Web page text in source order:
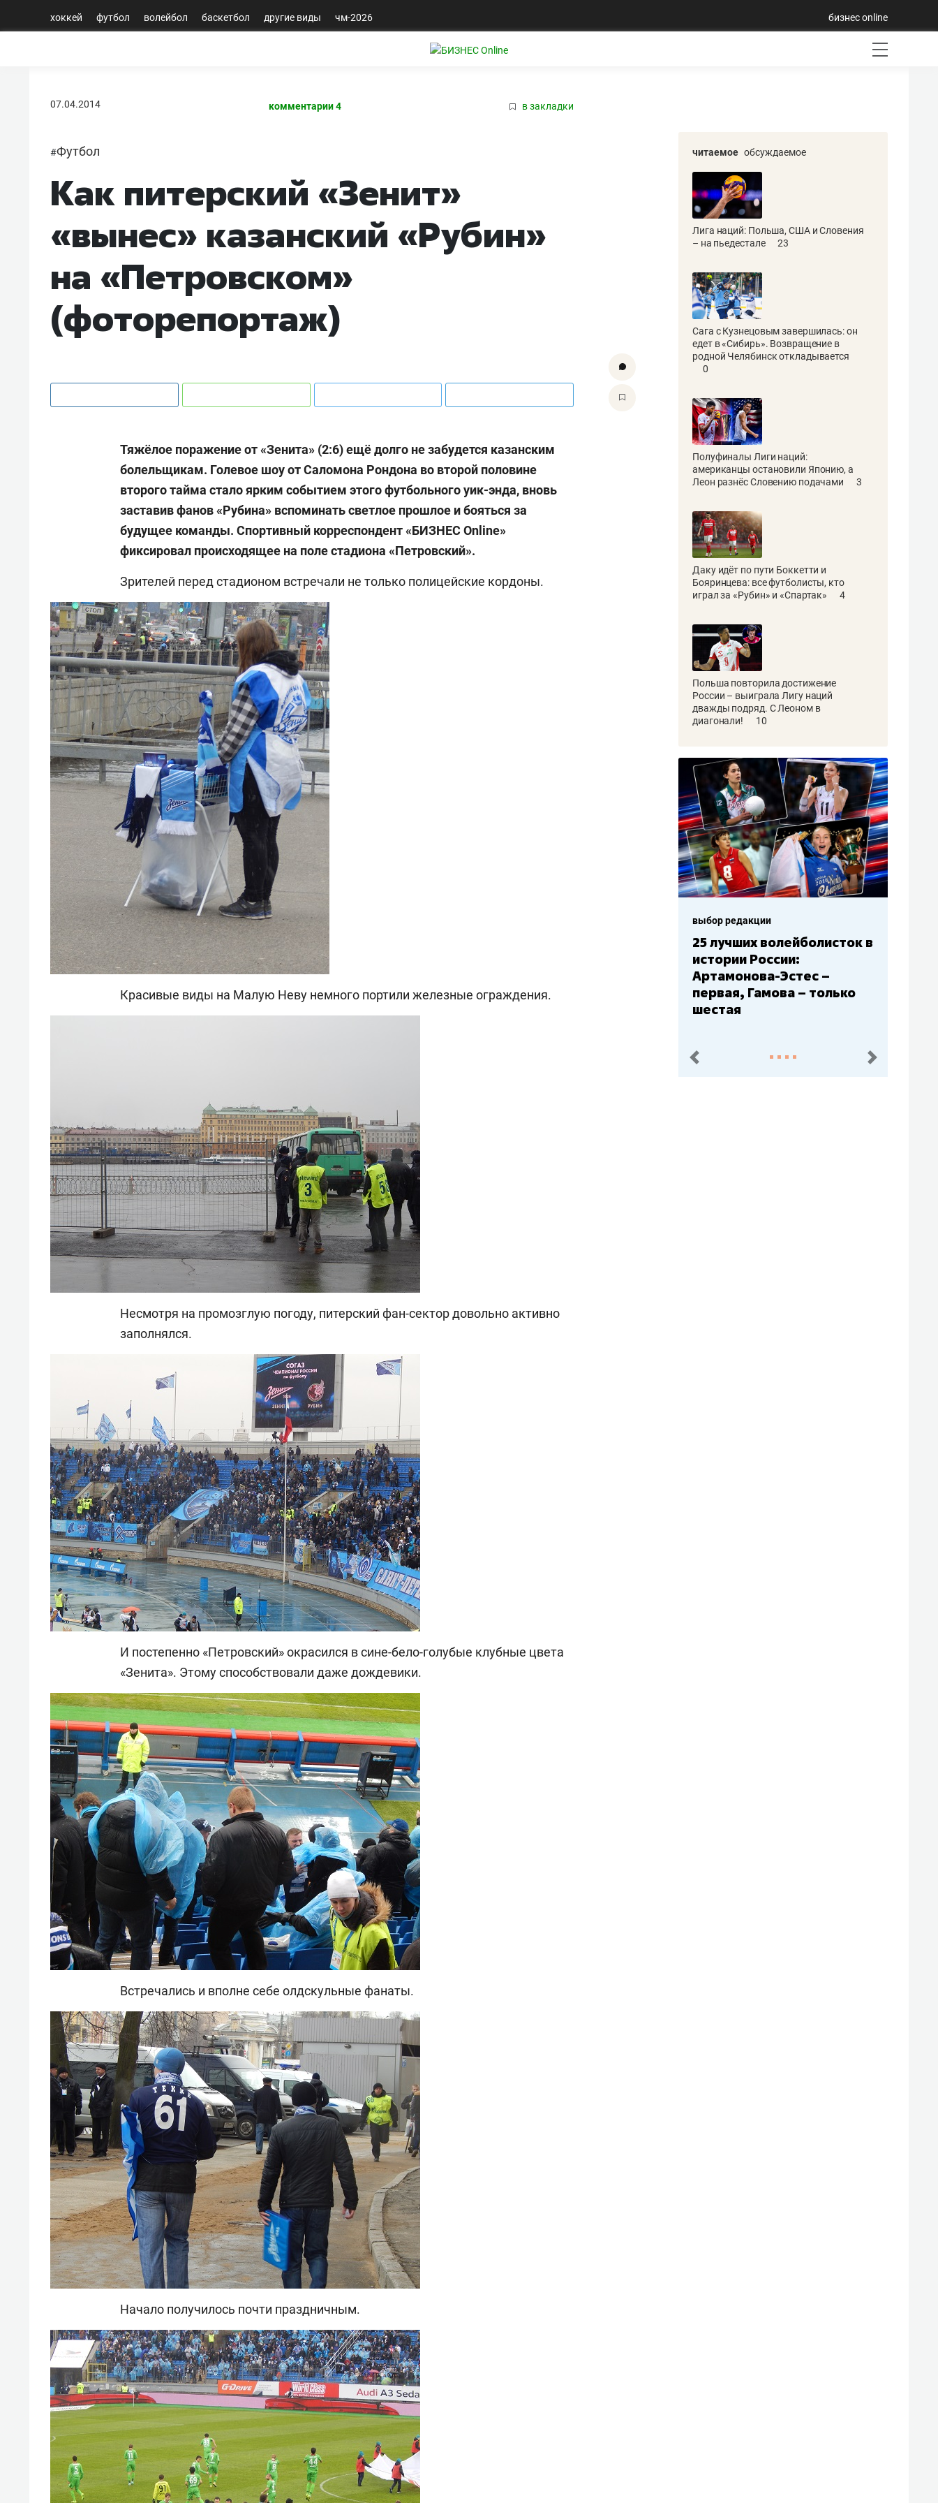
хоккей футбол волейбол баскетбол другие виды чм-2026 бизнес online
07.04.2014 комментарии 4 в закладки
#Футбол
Как питерский «Зенит»
«вынес» казанский «Рубин»
на «Петровском»
(фоторепортаж)
Тяжёлое поражение от «Зенита» (2:6) ещё долго не забудется казанским
болельщикам. Голевое шоу от Саломона Рондона во второй половине
второго тайма стало ярким событием этого футбольного уик-энда, вновь
заставив фанов «Рубина» вспоминать светлое прошлое и бояться за
будущее команды. Спортивный корреспондент «БИЗНЕС Online»
фиксировал происходящее на поле стадиона «Петровский».
Зрителей перед стадионом встречали не только полицейские кордоны.
Красивые виды на Малую Неву немного портили железные ограждения.
Несмотря на промозглую погоду, питерский фан-сектор довольно активно
заполнялся.
И постепенно «Петровский» окрасился в сине-бело-голубые клубные цвета
«Зенита». Этому способствовали даже дождевики.
Встречались и вполне себе олдскульные фанаты.
Начало получилось почти праздничным.
читаемое обсуждаемое
Лига наций: Польша, США и Словения
– на пьедестале
23
Сага с Кузнецовым завершилась: он
едет в «Сибирь». Возвращение в
родной Челябинск откладывается
0
Полуфиналы Лиги наций:
американцы остановили Японию, а
Леон разнёс Словению подачами
3
Даку идёт по пути Боккетти и
Бояринцева: все футболисты, кто
играл за «Рубин» и «Спартак»
4
Польша повторила достижение
России – выиграла Лигу наций
дважды подряд. С Леоном в
диагонали!
10
выбор редакции
Бюджеты клубов КХЛ: СКА
– главный мажор, «Ак
Барс» – второй, «Салават
Юлаев» – середняк
пред. след.